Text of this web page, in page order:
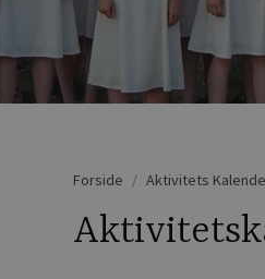
Forside Aktivitets